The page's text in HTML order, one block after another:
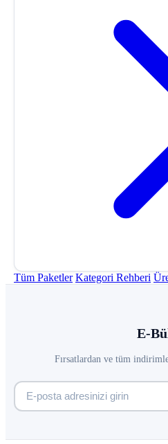
Tüm Paketler Kategori Rehberi
E-
Fırsatlardan ve tüm